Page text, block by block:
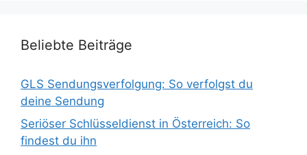
Beliebte Beiträge
GLS Sendungsverfolgung: So verfolgst du
deine Sendung
Seriöser Schlüsseldienst in Österreich: So
findest du ihn